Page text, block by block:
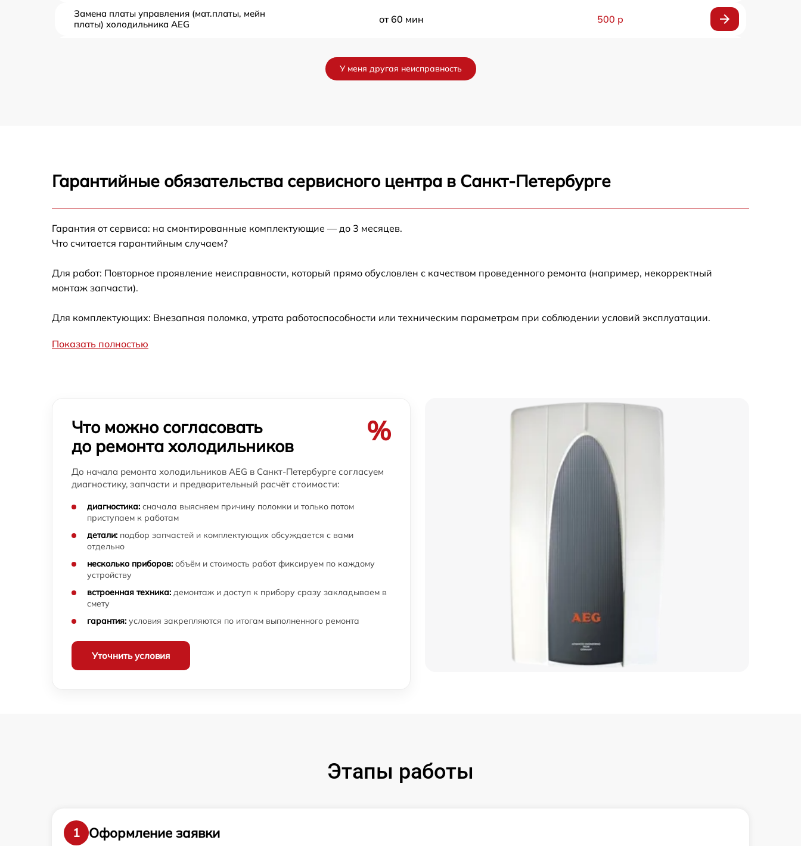
Замена платы управления (мат.платы, мейн
платы) холодильника AEG
от 60 мин 500 р
Замена электросхемы холодильника AEG от 60 мин 590 р
Устранение засора трубопровода
Ремонт датчика морозильного отделения
холодильника AEG
Прочистка дренажной системы
холодильника AEG
от 60 мин 890 р
Перевешивание дверей холодильника AEG
Замена ТЭН холодильника AEG от 60 мин
Замена фильтра осушителя холодильника
AEG
500 р
Замена нагревателя испарителя
холодильника AEG
550 р
У меня другая неисправность
Гарантийные обязательства сервисного центра в Санкт-Петербурге
Гарантия от сервиса: на смонтированные комплектующие — до 3 месяцев.
Что считается гарантийным случаем?
Для работ: Повторное проявление неисправности, который прямо обусловлен с качеством проведенного ремонта (например, некорректный
монтаж запчасти).
Для комплектующих: Внезапная поломка, утрата работоспособности или техническим параметрам при соблюдении условий эксплуатации.
Показать полностью
Что можно согласовать
до ремонта холодильников
%
До начала ремонта холодильников AEG в Санкт-Петербурге согласуем
диагностику, запчасти и предварительный расчёт стоимости:
диагностика: сначала выясняем причину поломки и только потом
приступаем к работам
детали: подбор запчастей и комплектующих обсуждается с вами
отдельно
несколько приборов: объём и стоимость работ фиксируем по каждому
устройству
встроенная техника: демонтаж и доступ к прибору сразу закладываем в
смету
гарантия: условия закрепляются по итогам выполненного ремонта
Уточнить условия
Этапы работы
1 Оформление заявки